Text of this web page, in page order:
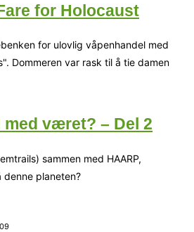
for Holocaust
for ulovlig våpenhandel med
Dommeren var rask til å tie damen
med været? – Del 2
sammen med HAARP,
denne planeten?